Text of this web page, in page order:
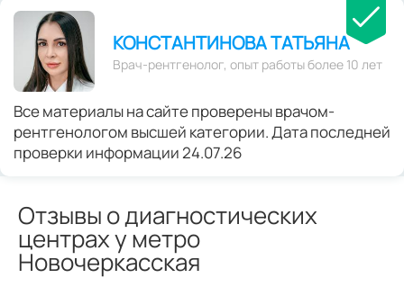
КОНСТАНТИНОВА ТАТЬЯНА
Врач-рентгенолог, опыт работы более 10 лет
Все материалы на сайте проверены врачом-
рентгенологом высшей категории. Дата последней
проверки информации 24.07.26
Отзывы о диагностических
центрах у метро
Новочеркасская